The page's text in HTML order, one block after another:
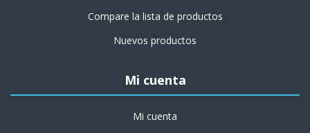
Compare la lista de productos
Nuevos productos
Mi cuenta
Mi cuenta